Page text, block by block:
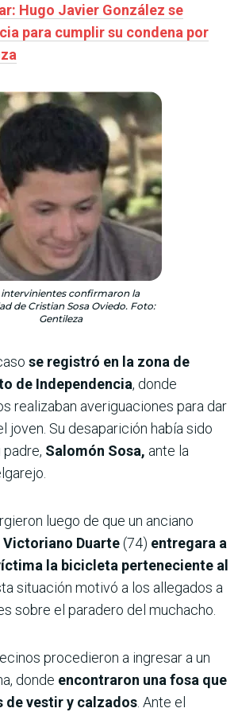
Hugo Javier González se
para cumplir su condena por
intervinientes confirmaron la
de Cristian Sosa Oviedo. Foto:
Gentileza
se registró en la zona de
de Independencia, donde
realizaban averiguaciones para dar
joven. Su desaparición había sido
Salomón Sosa, ante la
luego de que un anciano
Victoriano Duarte(74) entregara a
la bicicleta perteneciente al
situación motivó a los allegados a
sobre el paradero del muchacho.
procedieron a ingresar a un
donde encontraron una fosa que
de vestir y calzados . Ante el